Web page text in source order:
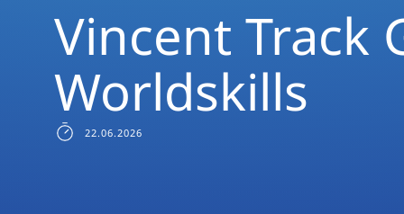
Vincent Track
Worldskills
22.06.2026